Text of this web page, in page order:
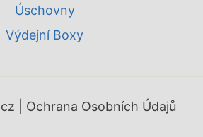
Úschovny
Výdejní Boxy
| Ochrana Osobních Údajů